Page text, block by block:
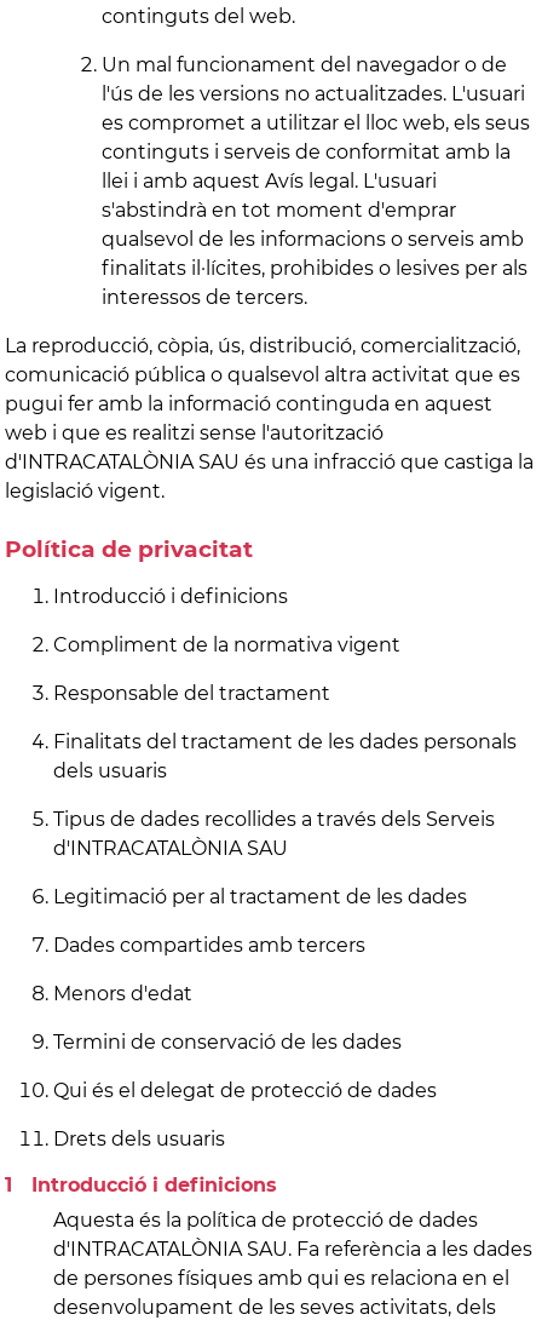
continguts del web.
Un mal funcionament del navegador o de
l'ús de les versions no actualitzades. L'usuari
es compromet a utilitzar el lloc web, els seus
continguts i serveis de conformitat amb la
llei i amb aquest Avís legal. L'usuari
s'abstindrà en tot moment d'emprar
qualsevol de les informacions o serveis amb
finalitats il·lícites, prohibides o lesives per als
interessos de tercers.
La reproducció, còpia, ús, distribució, comercialització,
comunicació pública o qualsevol altra activitat que es
pugui fer amb la informació continguda en aquest
web i que es realitzi sense l'autorització
d'INTRACATALÒNIA SAU és una infracció que castiga la
legislació vigent.
Política de privacitat
Introducció i definicions
Compliment de la normativa vigent
Responsable del tractament
Finalitats del tractament de les dades personals
dels usuaris
Tipus de dades recollides a través dels Serveis
d'INTRACATALÒNIA SAU
Legitimació per al tractament de les dades
Dades compartides amb tercers
Menors d'edat
Termini de conservació de les dades
Qui és el delegat de protecció de dades
Drets dels usuaris
Introducció i definicions
Aquesta és la política de protecció de dades
d'INTRACATALÒNIA SAU. Fa referència a les dades
de persones físiques amb qui es relaciona en el
desenvolupament de les seves activitats, dels